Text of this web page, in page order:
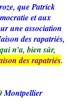
que Patrick
et aux
une association
des rapatriés,
n’a, bien sûr,
des rapatriés.
Montpellier